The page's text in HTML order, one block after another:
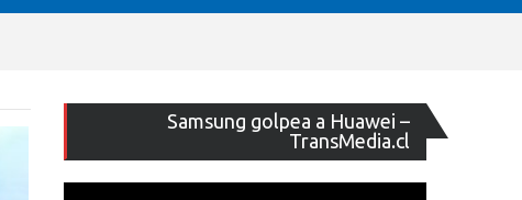
Samsung golpea a Huawei –
TransMedia.cl
de
vídeo